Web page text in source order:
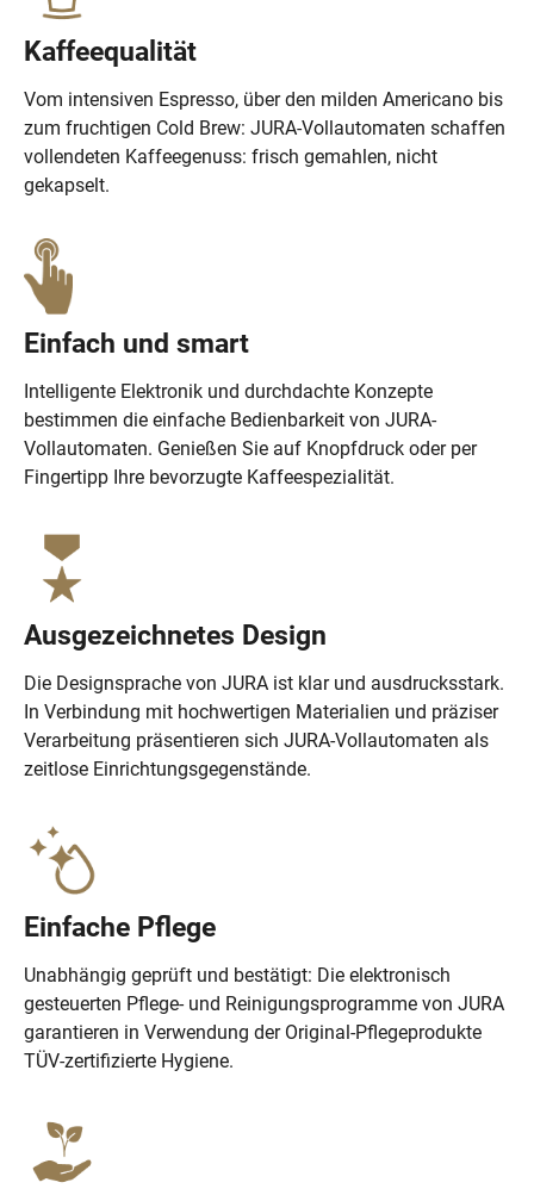
Kaffeequalität
Vom intensiven Espresso, über den milden Americano bis
zum fruchtigen Cold Brew: JURA-Vollautomaten schaffen
vollendeten Kaffeegenuss: frisch gemahlen, nicht
gekapselt.
Einfach und smart
Intelligente Elektronik und durchdachte Konzepte
bestimmen die einfache Bedienbarkeit von JURA-
Vollautomaten. Genießen Sie auf Knopfdruck oder per
Fingertipp Ihre bevorzugte Kaffeespezialität.
Ausgezeichnetes Design
Die Designsprache von JURA ist klar und ausdrucksstark.
In Verbindung mit hochwertigen Materialien und präziser
Verarbeitung präsentieren sich JURA-Vollautomaten als
zeitlose Einrichtungsgegenstände.
Einfache Pflege
Unabhängig geprüft und bestätigt: Die elektronisch
gesteuerten Pflege- und Reinigungsprogramme von JURA
garantieren in Verwendung der Original-Pflegeprodukte
TÜV-zertifizierte Hygiene.